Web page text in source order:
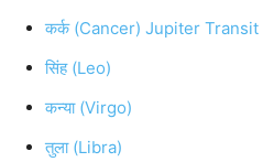
कर्क (Cancer) Jupiter
सिंह (Leo)
कन्या (Virgo)
तुला (Libra)